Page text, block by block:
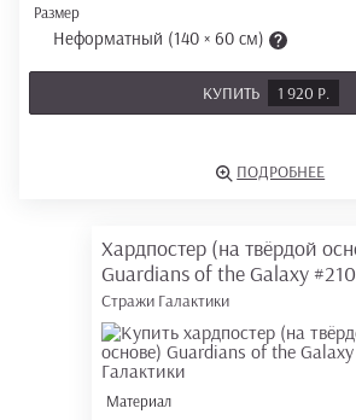
Размер
Неформатный (140 × 60 см)
КУПИТЬ 1 920 Р.
ПОДРОБНЕЕ
Хардпостер (на твёрдой
Guardians of the Galaxy
Стражи Галактики
Материал